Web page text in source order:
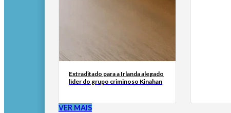
Extraditado para a Irlanda alegado
líder do grupo criminoso Kinahan
VER MAIS